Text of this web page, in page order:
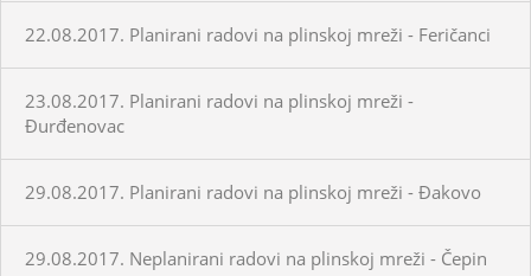
22.08.2017. Planirani radovi na plinskoj mreži - Feričanci
23.08.2017. Planirani radovi na plinskoj mreži -
Đurđenovac
29.08.2017. Planirani radovi na plinskoj mreži - Đakovo
29.08.2017. Neplanirani radovi na plinskoj mreži - Čepin